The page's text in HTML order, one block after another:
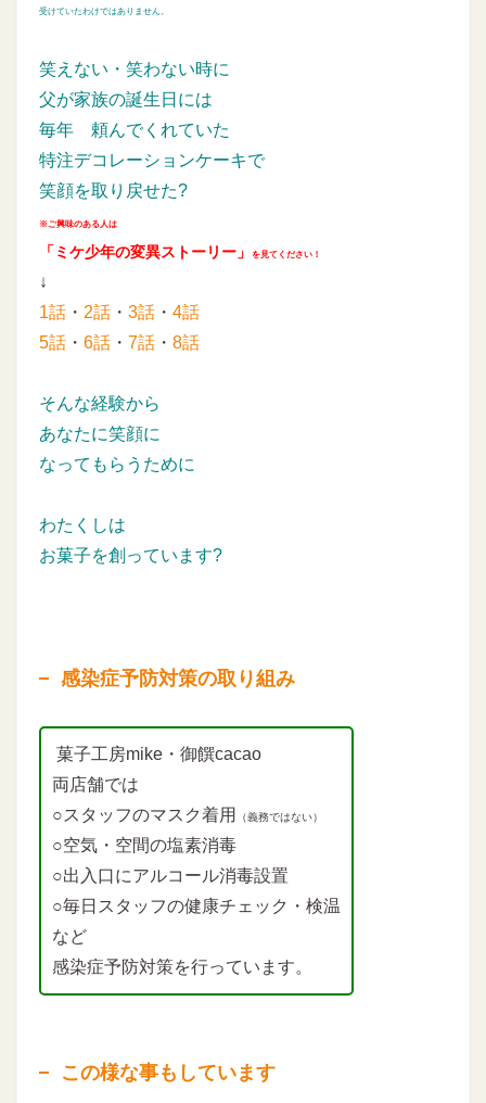
受けていたわけではありません。
笑えない・笑わない時に
父が家族の誕生日には
毎年 頼んでくれていた
特注デコレーションケーキで
笑顔を取り戻せた?
※ご興味のある人は
「ミケ少年の変異ストーリー」 を見てください！
↓
1話 ・ 2話 ・ 3話 ・ 4話
5話 ・ 6話 ・ 7話 ・ 8話
そんな経験から
あなたに笑顔に
なってもらうために
わたくしは
お菓子を創っています?
感染症予防対策の取り組み
菓子工房mike・御饌cacao
両店舗では
○スタッフのマスク着用
（義務ではない）
○空気・空間の塩素消毒
○出入口にアルコール消毒設置
○毎日スタッフの健康チェック・検温
など
感染症予防対策を行っています。
この様な事もしています